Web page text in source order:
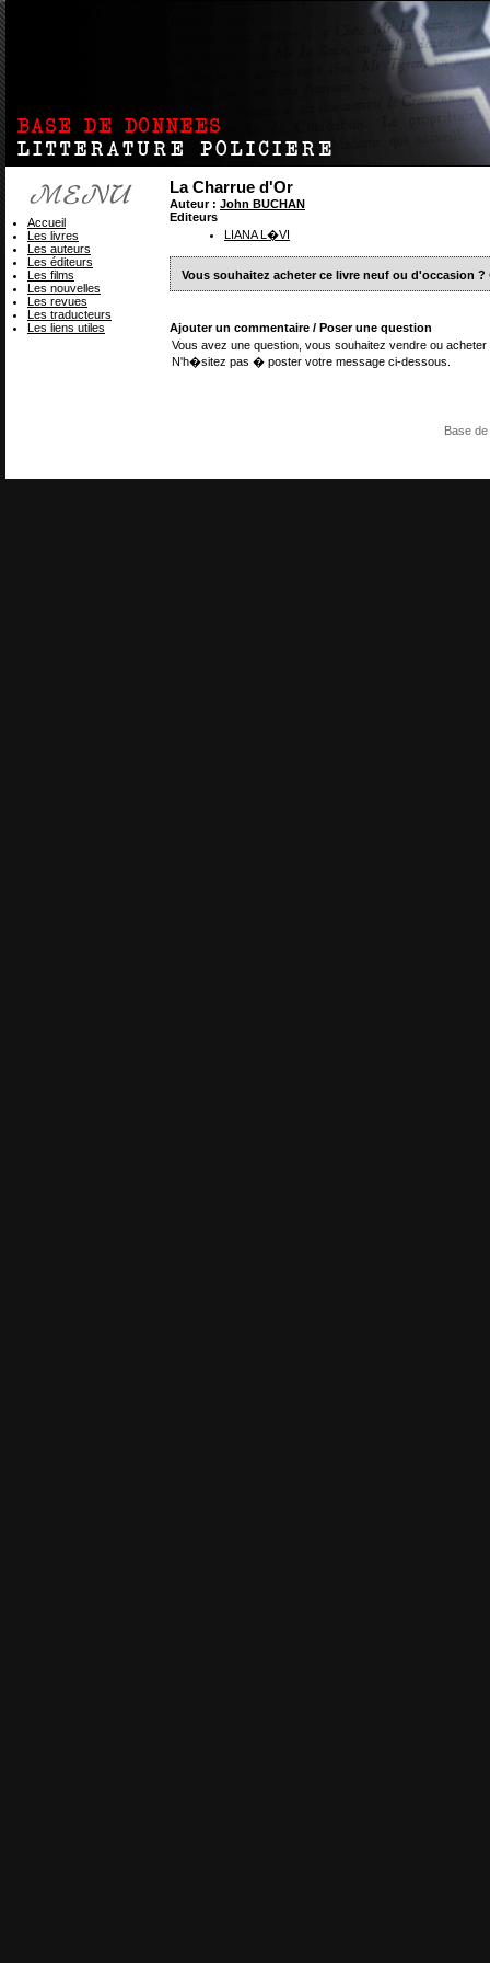
La Charrue d'Or
Auteur : John BUCHAN
Editeurs
LIANA L�VI
Vous souhaitez acheter ce livre neuf ou d'occasion ?
Ajouter un commentaire / Poser une question
Vous avez une question, vous souhaitez vendre ou
N'h�sitez pas � poster votre message ci-dessous.
Accueil
Les livres
Les auteurs
Les éditeurs
Les films
Les nouvelles
Les revues
Les traducteurs
Les liens utiles
Base